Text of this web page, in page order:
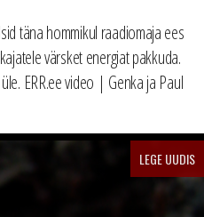
täna hommikul raadiomaja ees
värsket energiat pakkuda.
ERR.ee video | Genka ja Paul
LEGE UUDIS